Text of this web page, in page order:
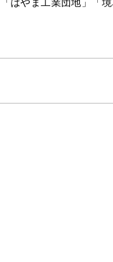
はやま工業団地」「